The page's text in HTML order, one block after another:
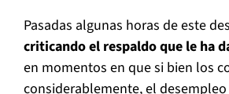
Pasadas algunas horas de este
criticando el respaldo que le ha
en momentos en que si bien los
considerablemente, el